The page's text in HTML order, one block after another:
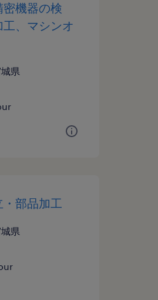
密機器の検
、マシンオ
県
部品加工
県